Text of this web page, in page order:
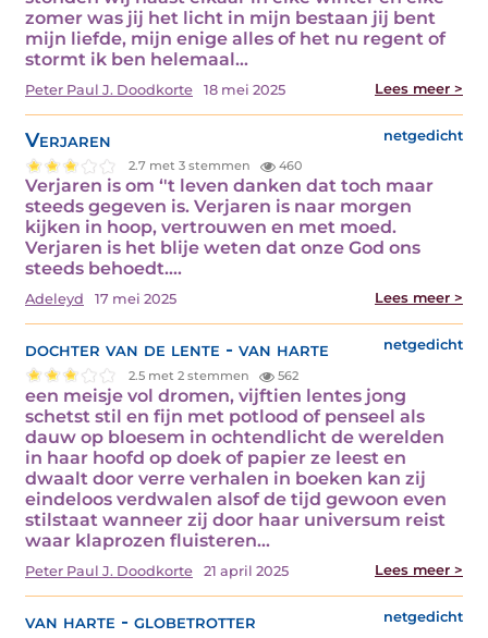
zomer was jij het licht in mijn bestaan jij bent
mijn liefde, mijn enige alles of het nu regent of
stormt ik ben helemaal…
Peter Paul J. Doodkorte 18 mei 2025 Lees meer >
Verjaren netgedicht
2.7 met 3 stemmen 460
Verjaren is om ‘'t leven danken dat toch maar
steeds gegeven is. Verjaren is naar morgen
kijken in hoop, vertrouwen en met moed.
Verjaren is het blije weten dat onze God ons
steeds behoedt.…
Adeleyd 17 mei 2025 Lees meer >
dochter van de lente - van harte netgedicht
2.5 met 2 stemmen 562
een meisje vol dromen, vijftien lentes jong
schetst stil en fijn met potlood of penseel als
dauw op bloesem in ochtendlicht de werelden
in haar hoofd op doek of papier ze leest en
dwaalt door verre verhalen in boeken kan zij
eindeloos verdwalen alsof de tijd gewoon even
stilstaat wanneer zij door haar universum reist
waar klaprozen fluisteren…
Peter Paul J. Doodkorte 21 april 2025 Lees meer >
van harte - globetrotter netgedicht